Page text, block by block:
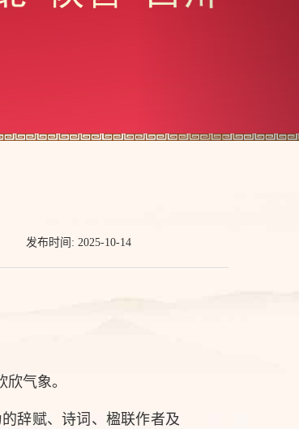
发布时间: 2025-10-14
气象。
辞赋、诗词、楹联作者及